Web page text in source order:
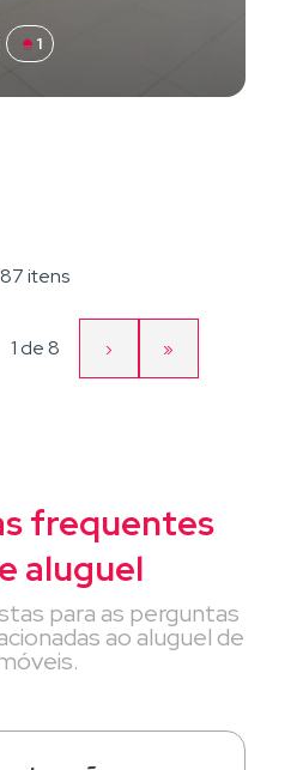
1
87 itens
Página
1 de8
Próxima
›
Última
»
frequentes
aluguel
para as perguntas
ao aluguel de